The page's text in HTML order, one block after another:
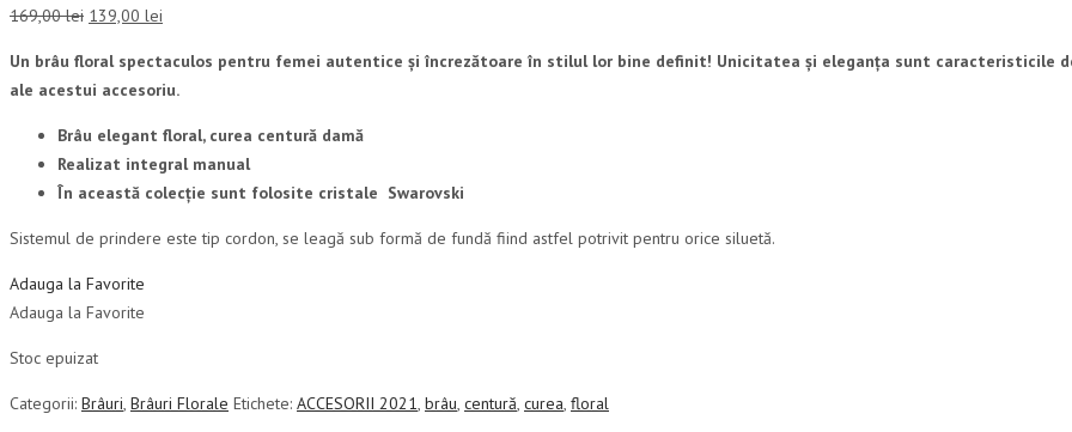
169,00lei Prețul
a
fost:
169,00 lei.
139,00 lei
este:
139,00 lei.
Un brâu floral spectaculos pentru femei autentice și încrezătoare în stilul lor bine definit! Unicitatea și eleganța sunt caracteristicile
ale acestui accesoriu.
Brâu elegant floral, curea centură damă
Realizat integral manual
În această colecție sunt folosite cristale Swarovski
Sistemul de prindere este tip cordon, se leagă sub formă de fundă fiind astfel potrivit pentru orice siluetă.
Adauga la Favorite
Adauga la Favorite
Stoc epuizat
Categorii: Brâuri, Brâuri Florale Etichete: ACCESORII 2021, brâu, centură, curea, floral